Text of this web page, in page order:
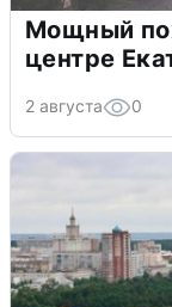
Мощный
центре
2 августа 0